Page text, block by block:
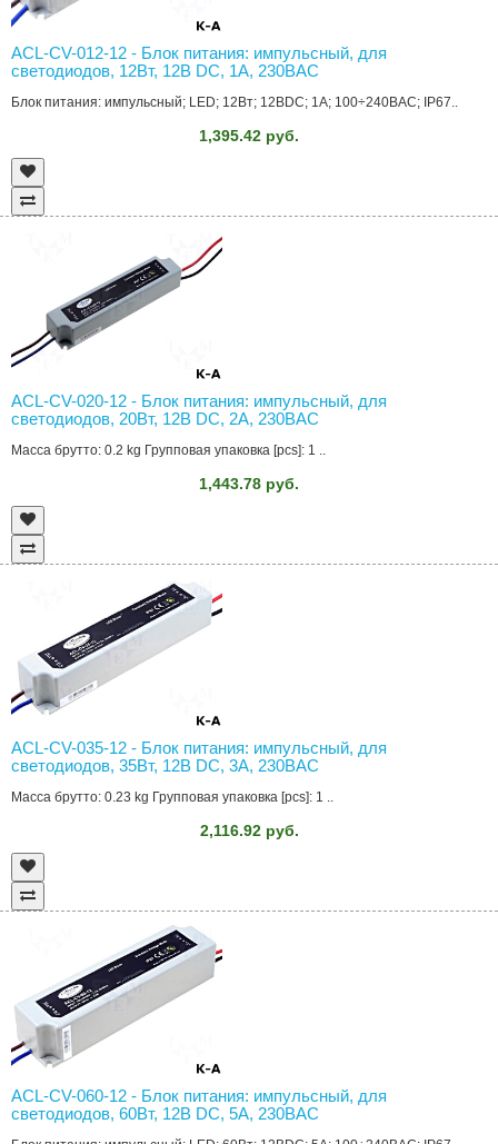
ACL-CV-012-12 - Блок питания: импульсный, для
светодиодов, 12Вт, 12В DC, 1А, 230ВAC
Блок питания: импульсный; LED; 12Вт; 12ВDC; 1А; 100÷240ВAC; IP67..
1,395.42 руб.
ACL-CV-020-12 - Блок питания: импульсный, для
светодиодов, 20Вт, 12В DC, 2А, 230ВAC
Масса брутто: 0.2 kg Групповая упаковка [pcs]: 1 ..
1,443.78 руб.
ACL-CV-035-12 - Блок питания: импульсный, для
светодиодов, 35Вт, 12В DC, 3А, 230ВAC
Масса брутто: 0.23 kg Групповая упаковка [pcs]: 1 ..
2,116.92 руб.
ACL-CV-060-12 - Блок питания: импульсный, для
светодиодов, 60Вт, 12В DC, 5А, 230ВAC